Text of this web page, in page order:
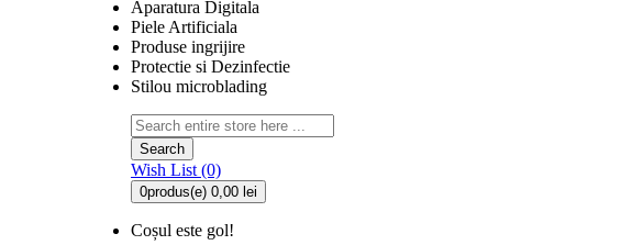
Aparatura Digitala
Piele Artificiala
Produse ingrijire
Protectie si Dezinfectie
Stilou microblading
Search
Wish List (0)
0produs(e) 0,00 lei
Coșul este gol!